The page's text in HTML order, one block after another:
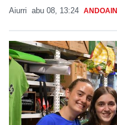
Aiurri abu 08, 13:24 ANDOAIN